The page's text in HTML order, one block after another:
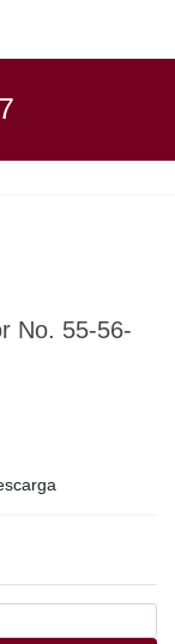
No. 55-56-